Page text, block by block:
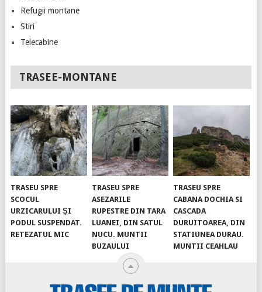
Refugii montane
Stiri
Telecabine
TRASEE-MONTANE
TRASEU SPRE
SCOCUL
URZICARULUI ȘI
PODUL SUSPENDAT.
RETEZATUL MIC
TRASEU SPRE
ASEZARILE
RUPESTRE DIN TARA
LUANEI, DIN SATUL
NUCU. MUNTII
BUZAULUI
TRASEU SPRE
CABANA DOCHIA SI
CASCADA
DURUITOAREA, DIN
STATIUNEA DURAU.
MUNTII CEAHLAU